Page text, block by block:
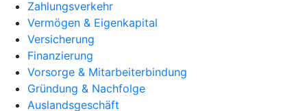
Zahlungsverkehr
Vermögen & Eigenkapital
Versicherung
Finanzierung
Vorsorge & Mitarbeiterbindung
Gründung & Nachfolge
Auslandsgeschäft